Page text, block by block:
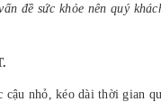
đề sức khỏe nên quý
nhỏ, kéo dài thời gian